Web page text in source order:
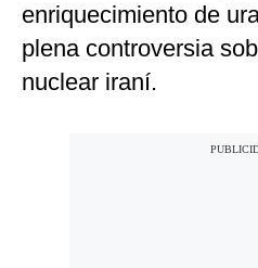
enriquecimiento de
plena controversia
nuclear iraní.